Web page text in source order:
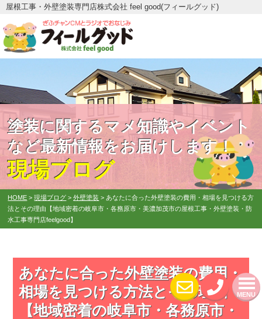
屋根工事・外壁塗装専門店株式会社 feel good(フィールグッド)
MENU
塗装に関するマメ知識やイベント
など最新情報をお届けします！
現場ブログ
HOME >現場ブログ >外壁塗装 > あなたに合った外壁塗装の費用・相場を見つける方
法とその理由【地域密着の岐阜市・各務原市・美濃加茂市の屋根工事・外壁塗装・防
水工事専門店feelgood】
あなたに合った外壁塗装の費用・
相場を見つける方法とその理由
【地域密着の岐阜市・各務原市・